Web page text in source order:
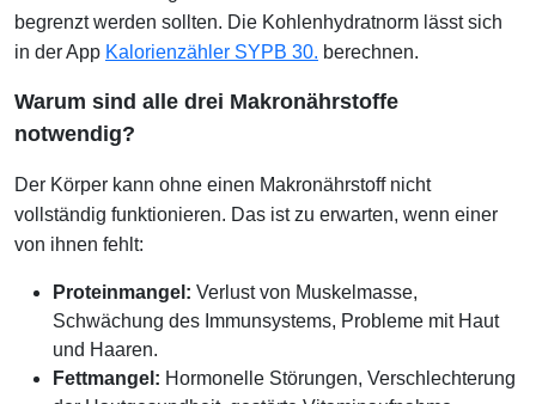
begrenzt werden sollten. Die Kohlenhydratnorm lässt sich
in der App Kalorienzähler SYPB 30. berechnen.
Warum sind alle drei Makronährstoffe
notwendig?
Der Körper kann ohne einen Makronährstoff nicht
vollständig funktionieren. Das ist zu erwarten, wenn einer
von ihnen fehlt:
Proteinmangel: Verlust von Muskelmasse,
Schwächung des Immunsystems, Probleme mit Haut
und Haaren.
Fettmangel: Hormonelle Störungen, Verschlechterung